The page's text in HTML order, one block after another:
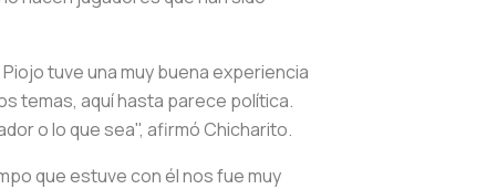
tuve una muy buena experiencia
temas, aquí hasta parece política.
o lo que sea", afirmó Chicharito.
que estuve con él nos fue muy